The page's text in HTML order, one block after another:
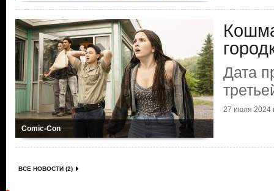
Comic-Con
Дата
27 июля 2024
ВСЕ НОВОСТИ (2)